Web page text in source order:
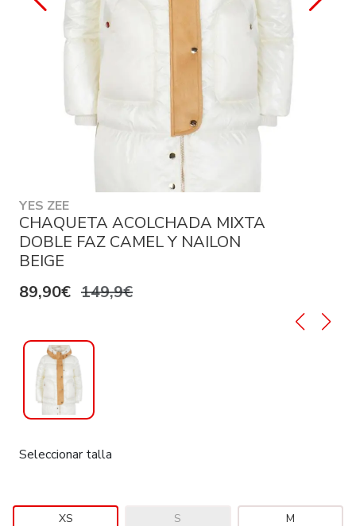
YES ZEE
CHAQUETA ACOLCHADA MIXTA
DOBLE FAZ CAMEL Y NAILON
BEIGE
89,90€ 149,9€
Seleccionar talla
XS S M